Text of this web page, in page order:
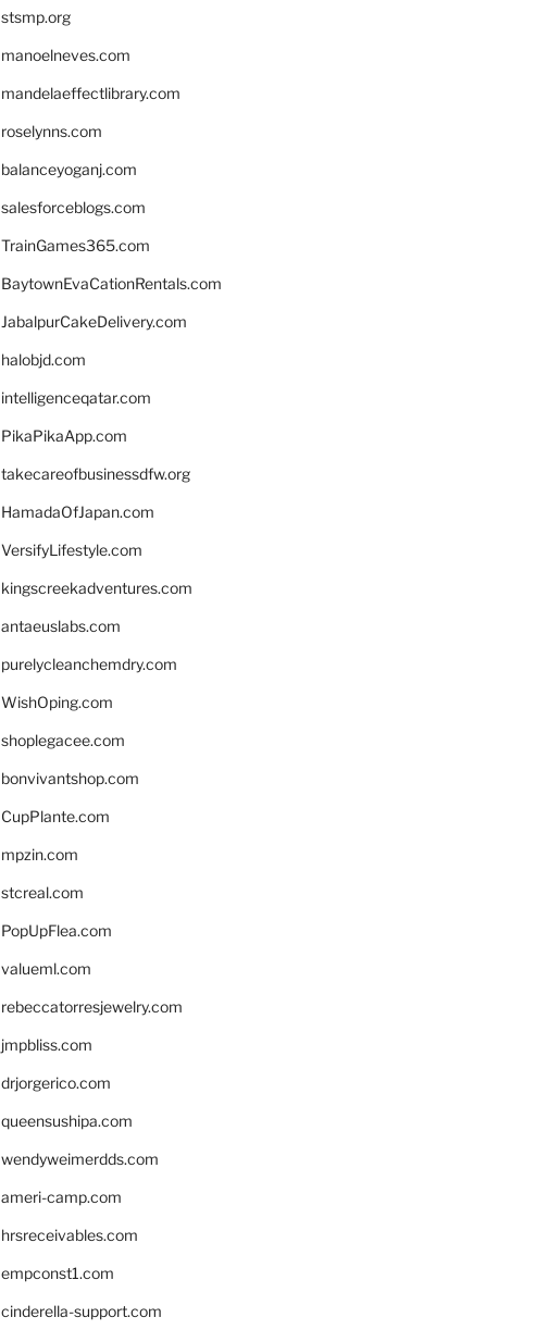
stsmp.org
manoelneves.com
mandelaeffectlibrary.com
roselynns.com
balanceyoganj.com
salesforceblogs.com
TrainGames365.com
BaytownEvaCationRentals.com
JabalpurCakeDelivery.com
halobjd.com
intelligenceqatar.com
PikaPikaApp.com
takecareofbusinessdfw.org
HamadaOfJapan.com
VersifyLifestyle.com
kingscreekadventures.com
antaeuslabs.com
purelycleanchemdry.com
WishOping.com
shoplegacee.com
bonvivantshop.com
CupPlante.com
mpzin.com
stcreal.com
PopUpFlea.com
valueml.com
rebeccatorresjewelry.com
jmpbliss.com
drjorgerico.com
queensushipa.com
wendyweimerdds.com
ameri-camp.com
hrsreceivables.com
empconst1.com
cinderella-support.com